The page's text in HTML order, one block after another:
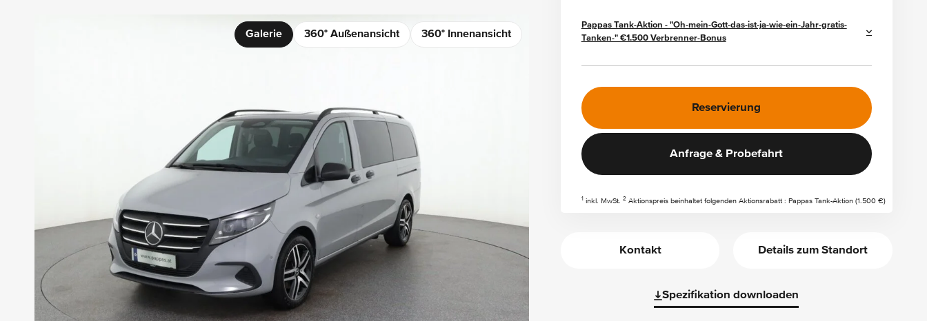
Galerie 360° Außenansicht 360° Innenansicht
Pappas Tank-Aktion - "Oh-mein-Gott-das-ist-ja-wie-ein-Jahr-gratis-
Tanken-" €1.500 Verbrenner-Bonus
Reservierung
Anfrage & Probefahrt
1 inkl. MwSt. 2 Aktionspreis beinhaltet folgenden Aktionsrabatt : Pappas Tank-Aktion (1.500 €)
Kontakt Details zum Standort
Spezifikation downloaden